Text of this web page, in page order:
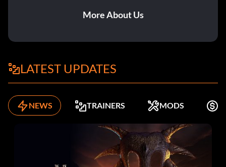
More About Us
LATEST UPDATES
NEWS TRAINERS MODS